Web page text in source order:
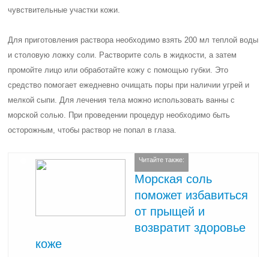
чувствительные участки кожи.
Для приготовления раствора необходимо взять 200 мл теплой воды
и столовую ложку соли. Растворите соль в жидкости, а затем
промойте лицо или обработайте кожу с помощью губки. Это
средство помогает ежедневно очищать поры при наличии угрей и
мелкой сыпи. Для лечения тела можно использовать ванны с
морской солью. При проведении процедур необходимо быть
осторожным, чтобы раствор не попал в глаза.
Читайте также:
Морская соль
поможет избавиться
от прыщей и
возвратит здоровье
коже